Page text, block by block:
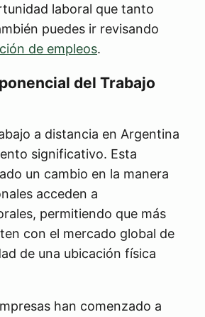
laboral que tanto
puedes ir revisando
de empleos.
del Trabajo
a distancia en Argentina
significativo. Esta
un cambio en la manera
acceden a
permitiendo que más
con el mercado global de
de una ubicación física
han comenzado a